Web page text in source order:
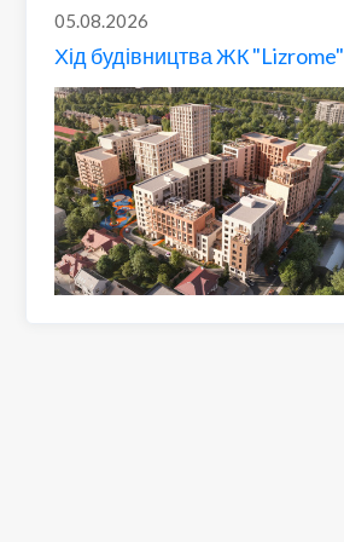
05.08.2026
Хід будівництва ЖК "Lizrome"